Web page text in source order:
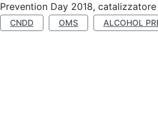
Prevention Day 2018,
CNDD OMS ALCOHOL